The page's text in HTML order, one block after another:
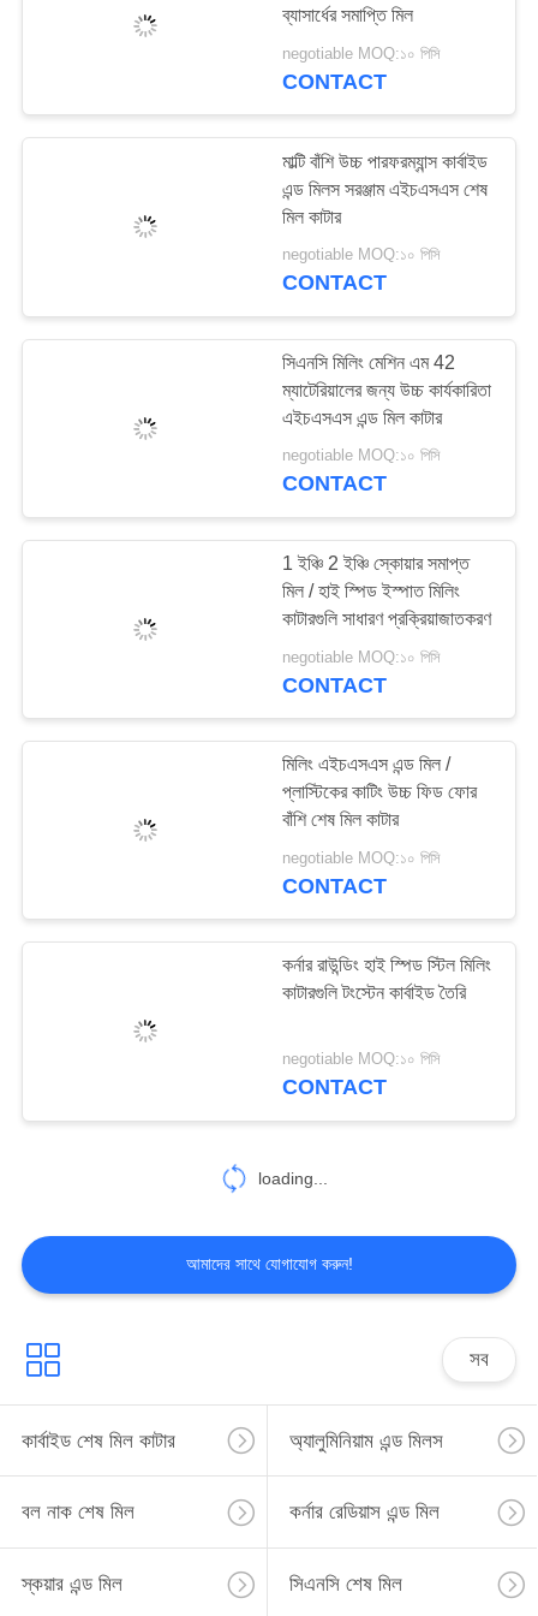
ব্যাসার্ধের সমাপ্তি মিল
negotiable MOQ:১০ পিসি
CONTACT
মাল্টি বাঁশি উচ্চ পারফরম্যান্স কার্বাইড
এন্ড মিলস সরঞ্জাম এইচএসএস শেষ
মিল কাটার
negotiable MOQ:১০ পিসি
CONTACT
সিএনসি মিলিং মেশিন এম 42
ম্যাটেরিয়ালের জন্য উচ্চ কার্যকারিতা
এইচএসএস এন্ড মিল কাটার
negotiable MOQ:১০ পিসি
CONTACT
1 ইঞ্চি 2 ইঞ্চি স্কোয়ার সমাপ্ত
মিল / হাই স্পিড ইস্পাত মিলিং
কাটারগুলি সাধারণ প্রক্রিয়াজাতকরণ
negotiable MOQ:১০ পিসি
CONTACT
মিলিং এইচএসএস এন্ড মিল /
প্লাস্টিকের কাটিং উচ্চ ফিড ফোর
বাঁশি শেষ মিল কাটার
negotiable MOQ:১০ পিসি
CONTACT
কর্নার রাউন্ডিং হাই স্পিড স্টিল মিলিং
কাটারগুলি টংস্টেন কার্বাইড তৈরি
negotiable MOQ:১০ পিসি
CONTACT
loading...
আমাদের সাথে যোগাযোগ করুন!
সব
কার্বাইড শেষ মিল কাটার অ্যালুমিনিয়াম এন্ড মিলস
বল নাক শেষ মিল কর্নার রেডিয়াস এন্ড মিল
স্কয়ার এন্ড মিল সিএনসি শেষ মিল